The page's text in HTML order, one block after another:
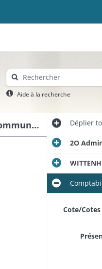
Aide à la recherche
2O Administration et comptabilité communales Déplier
2O
Cote/